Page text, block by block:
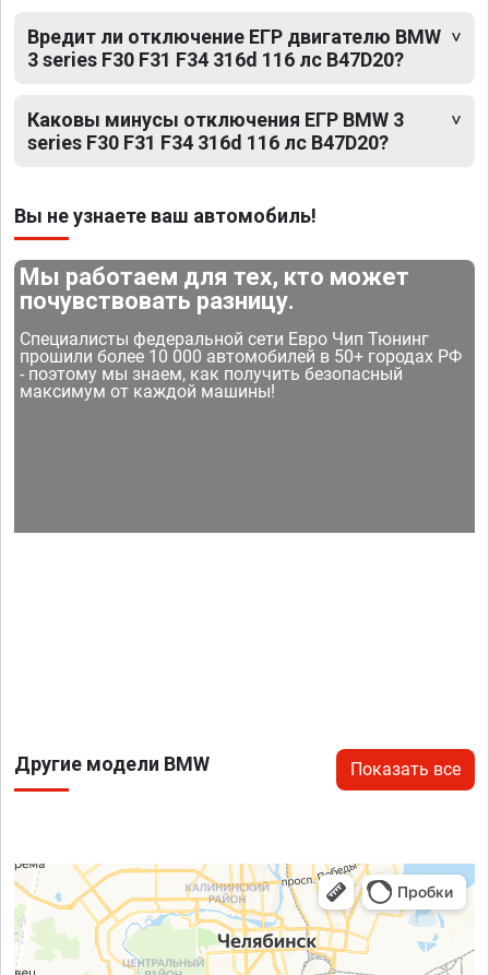
Вредит ли отключение ЕГР двигателю BMW
3 series F30 F31 F34 316d 116 лс B47D20?
Каковы минусы отключения ЕГР BMW 3
series F30 F31 F34 316d 116 лс B47D20?
Вы не узнаете ваш автомобиль!
Мы работаем для тех, кто может
почувствовать разницу.
Специалисты федеральной сети Евро Чип Тюнинг
прошили более 10 000 автомобилей в 50+ городах РФ
- поэтому мы знаем, как получить безопасный
максимум от каждой машины!
Другие модели BMW Показать все